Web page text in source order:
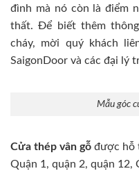
đình mà nó còn là điểm
thất. Để biết thêm
cháy, mời quý khách
SaigonDoor và các đại lý
Mẫu góc
Cửa thép vân gỗ được hỗ
Quận 1, quận 2, quận 12,